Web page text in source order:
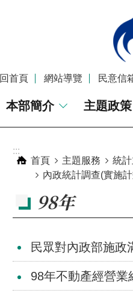
回首頁 網站導覽 民意信
本部簡介 主題政策
:::
首頁
主題服務 統
內政統計調查(實施
98年
民眾對內政部施政
98年不動產經營業